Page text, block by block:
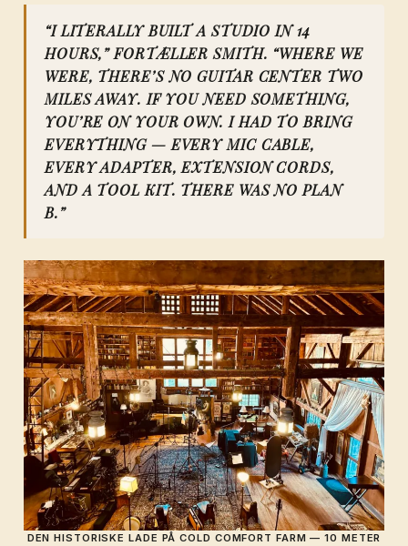
“I LITERALLY BUILT A STUDIO IN 14
HOURS,” FORTÆLLER SMITH. “WHERE WE
WERE, THERE’S NO GUITAR CENTER TWO
MILES AWAY. IF YOU NEED SOMETHING,
YOU’RE ON YOUR OWN. I HAD TO BRING
EVERYTHING — EVERY MIC CABLE,
EVERY ADAPTER, EXTENSION CORDS,
AND A TOOL KIT. THERE WAS NO PLAN
B.”
DEN HISTORISKE LADE PÅ COLD COMFORT FARM — 10 METER